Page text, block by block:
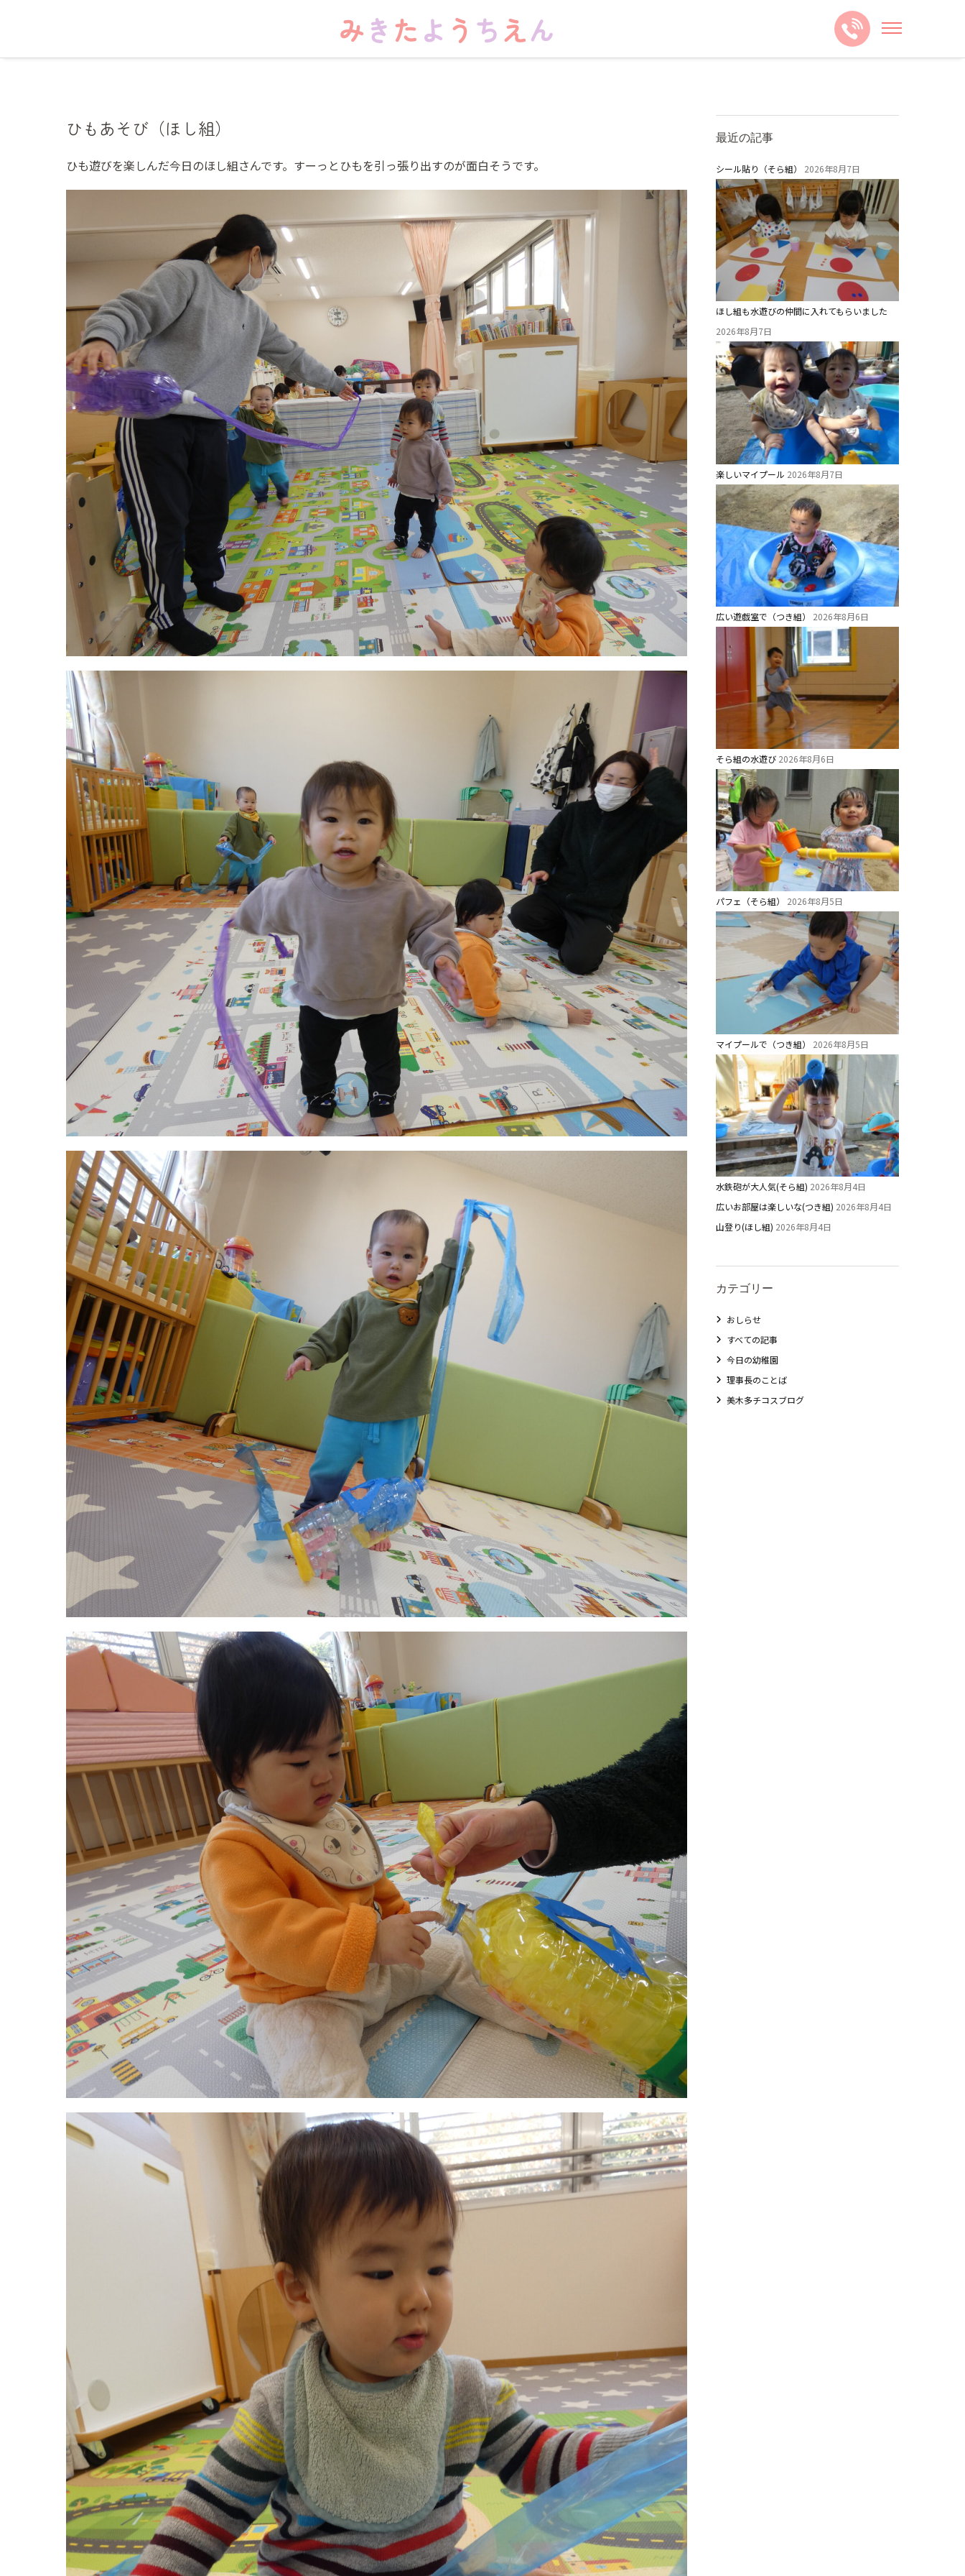
ひもあそび（ほし組）
ひも遊びを楽しんだ今日のほし組さんです。すーっとひもを引っ張り出すのが面白そうです。
最近の記事
シール貼り（そら組） 2026年8月7日
ほし組も水遊びの仲間に入れてもらいました
2026年8月7日
楽しいマイプール 2026年8月7日
広い遊戯室で（つき組） 2026年8月6日
そら組の水遊び 2026年8月6日
パフェ（そら組） 2026年8月5日
マイプールで（つき組） 2026年8月5日
水鉄砲が大人気(そら組) 2026年8月4日
広いお部屋は楽しいな(つき組) 2026年8月4日
山登り(ほし組) 2026年8月4日
カテゴリー
おしらせ
すべての記事
今日の幼稚園
理事長のことば
美木多チコスブログ
お知らせ 今日の幼稚園
理事長のことば
教育と保育
美⽊多幼稚園の理想
園の1⽇
年間⾏事
預かり保育［ヒラソル ]
美⽊多チコス
美⽊多チコスについて
美⽊多チコスブログ
1歳・2歳親子登園［マリポサクラス ]
2歳児ひとり登園［ゆず組 ]
グループ施設・
関係先リンク
学校法⼈鴨⾕学園 鳳幼稚園
学校法⼈諏訪森学園 諏訪森幼稚園
⼤阪府私⽴幼稚園連盟
社会福祉法人野田福祉会